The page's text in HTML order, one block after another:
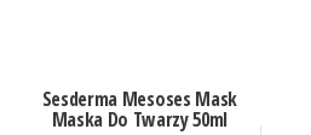
Sesderma Mesoses Mask
Maska Do Twarzy 50ml